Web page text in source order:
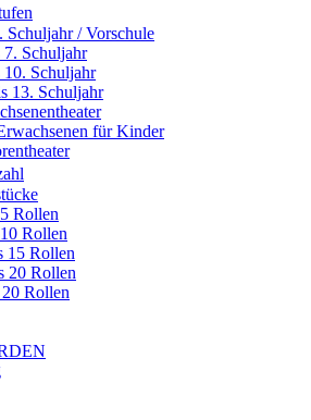
Schuljahr / Vorschule
7. Schuljahr
10. Schuljahr
13. Schuljahr
für Kinder
Rollen
Rollen
15 Rollen
20 Rollen
Rollen